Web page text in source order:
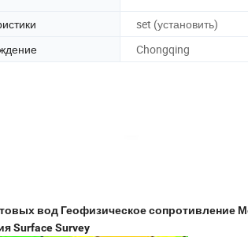
set (установить)
Chongqing
вод Геофизическое сопротивление
Surface Survey